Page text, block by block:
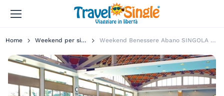
Home Weekend per single Weekend Benessere Abano SINGOLA GRATIS